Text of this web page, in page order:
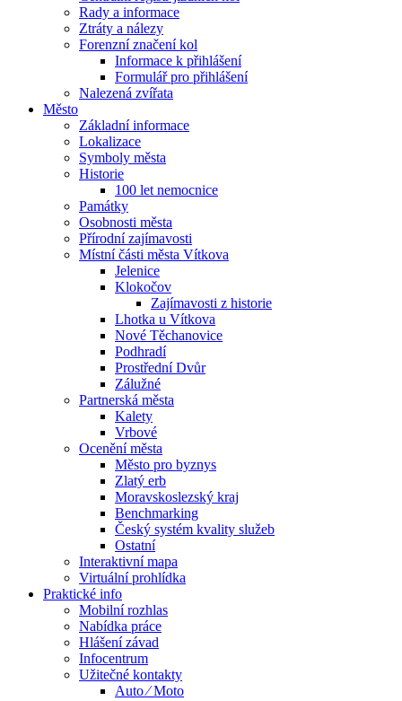
Rady a informace
Ztráty a nálezy
Forenzní značení kol
Informace k přihlášení
Formulář pro přihlášení
Nalezená zvířata
Město
Základní informace
Lokalizace
Symboly města
Historie
100 let nemocnice
Památky
Osobnosti města
Přírodní zajímavosti
Místní části města Vítkova
Jelenice
Klokočov
Zajímavosti z historie
Lhotka u Vítkova
Nové Těchanovice
Podhradí
Prostřední Dvůr
Zálužné
Partnerská města
Kalety
Vrbové
Ocenění města
Město pro byznys
Zlatý erb
Moravskoslezský kraj
Benchmarking
Český systém kvality služeb
Ostatní
Interaktivní mapa
Virtuální prohlídka
Praktické info
Mobilní rozhlas
Nabídka práce
Hlášení závad
Infocentrum
Užitečné kontakty
Auto ⁄ Moto